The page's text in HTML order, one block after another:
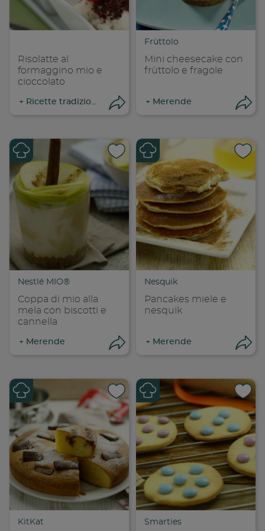
Copia link
Risolatte al
formaggino mio e
cioccolato
+ Ricette tradizionali
Condividi su
Copia link
Frùttolo
Mini cheesecake con
frùttolo e fragole
+ Merende
Nestlé MIO®
Coppa di mio alla
mela con biscotti e
cannella
+ Merende
Condividi su
Copia link
Nesquik
Pancakes miele e
nesquik
+ Merende
KitKat Smarties